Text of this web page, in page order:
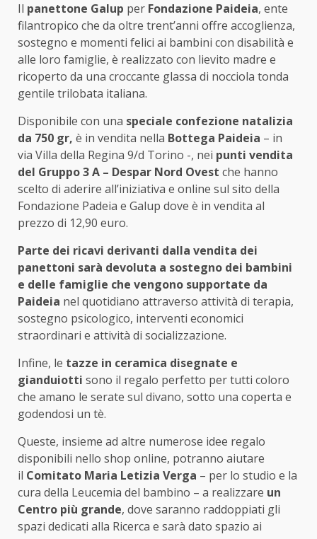
Il panettone Galup per Fondazione Paideia, ente
filantropico che da oltre trent’anni offre accoglienza,
sostegno e momenti felici ai bambini con disabilità e
alle loro famiglie, è realizzato con lievito madre e
ricoperto da una croccante glassa di nocciola tonda
gentile trilobata italiana.
Disponibile con una speciale confezione natalizia
da 750 gr, è in vendita nella Bottega Paideia – in
via Villa della Regina 9/d Torino -, nei punti vendita
del Gruppo 3 A – Despar Nord Ovest che hanno
scelto di aderire all’iniziativa e online sul sito della
Fondazione Padeia e Galup dove è in vendita al
prezzo di 12,90 euro.
Parte dei ricavi derivanti dalla vendita dei
panettoni sarà devoluta a sostegno dei bambini
e delle famiglie che vengono supportate da
Paideia nel quotidiano attraverso attività di terapia,
sostegno psicologico, interventi economici
straordinari e attività di socializzazione.
Infine, le tazze in ceramica disegnate e
gianduiotti sono il regalo perfetto per tutti coloro
che amano le serate sul divano, sotto una coperta e
godendosi un tè.
Queste, insieme ad altre numerose idee regalo
disponibili nello shop online, potranno aiutare
il Comitato Maria Letizia Verga – per lo studio e la
cura della Leucemia del bambino – a realizzare un
Centro più grande, dove saranno raddoppiati gli
spazi dedicati alla Ricerca e sarà dato spazio ai